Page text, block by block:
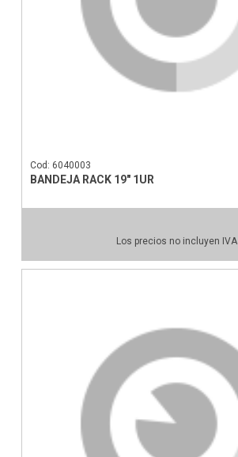
Cod: 6040003
BANDEJA RACK 19" 1UR
Los precios no incluyen IVA